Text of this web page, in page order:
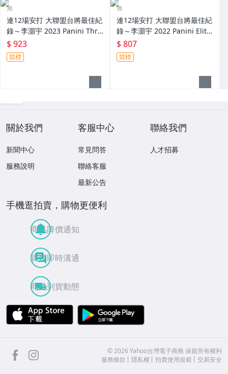
無
連12場安打 大聯盟台將最佳紀
錄～李灝宇 2023 Panini Thre
e And Two 限量25張新人原封
四球衣簽名卡 Patch～
$ 923
競標
無
連12場安打 大聯盟台將最佳紀
錄～李灝宇 2022 Panini Elite
Extra Edition 實戰球衣簽名卡
～
$ 807
競標
關於我們
新聞中心
服務說明
客服中心
常見問答
聯絡客服
最新公告
聯絡我們
人才招募
手機逛拍賣，購物更便利
商品降價通知
買賣即時溝通
商品到貨動態
APP Store
facebook ©2026 Yahoo台灣電子商務 保留所有權利
服務條款
隱私權 拍賣使用規範 交易安全